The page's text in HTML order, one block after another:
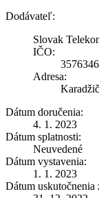
Dodávateľ:
Slovak
IČO:
Adresa:
Dátum doručenia:
4. 1. 2023
Dátum splatnosti:
Neuvedené
Dátum vystavenia:
1. 1. 2023
Dátum